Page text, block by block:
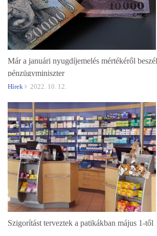
Már a januári nyugdíjemelés mértékéről
pénzügyminiszter
Hírek 2022. 10. 12.
Szigorítást terveztek a patikákban május 1-től